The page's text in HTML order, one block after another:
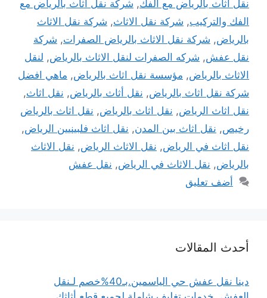
نقل اثاث بالرياض مع الفك, شركة نقل اثاث بالرياض مع
الفك والتركيب, شركة نقل الاثاث, شركة نقل الاثاث
بالرياض, شركة نقل الاثاث بالرياض الصفرات, شركة
نقل عفش, شركه الصفرات لنقل الاثاث بالرياض, لنقل
الاثاث بالرياض, مؤسسة نقل اثاث بالرياض, ماهي افضل
شركة نقل اثاث بالرياض, نقل أثاث بالرياض, نقل اثاث,
نقل اثاث الرياض, نقل اثاث بالرياض, نقل اثاث بالرياض
رخيص, نقل اثاث بين المدن, نقل اثاث فلبينيين الرياض,
نقل اثاث في الرياض, نقل الاثاث الرياض, نقل الاثاث
بالرياض, نقل الاثاث في الرياض, نقل عفش
أضف تعليق
أحدث المقالات
دينا نقل عفش حي الياسمين.بـ40%خصم لـنقل